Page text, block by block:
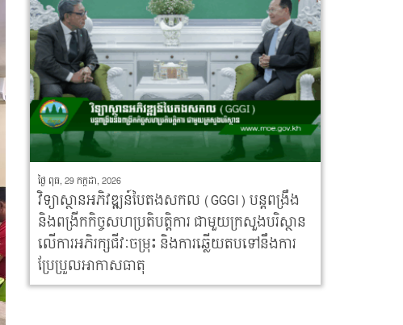
ថ្ងៃ ពុធ, 29 កក្កដា, 2026
វិទ្យាស្ថានអភិវឌ្ឍន៍បៃតងសកល (GGGI) បន្តពង្រឹង
និងពង្រីកកិច្ចសហប្រតិបត្តិការ ជាមួយក្រសួងបរិស្ថាន
លើការអភិរក្សជីវៈចម្រុះ និងការឆ្លើយតបទៅនឹងការ
ប្រែប្រួលអាកាសធាតុ